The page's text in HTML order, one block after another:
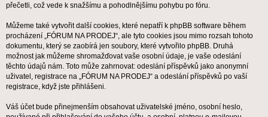
přečetli, což vede k snažšímu a pohodlnějšímu pohybu po fóru.
Můžeme také vytvořit další cookies, které nepatří k phpBB software během
procházení „FÓRUM NA PRODEJ“, ale tyto cookies jsou mimo rozsah tohoto
dokumentu, který se zaobírá jen soubory, které vytvořilo phpBB. Druhá
možnost jak můžeme shromažďovat vaše osobní údaje, je vaše odeslání
těchto údajů nám. Toto může zahrnovat: odeslání příspěvků jako anonymní
uživatel, registrace na „FÓRUM NA PRODEJ“ a odeslání příspěvků po vaší
registrace, když jste přihlášeni.
Váš účet bude přinejmenším obsahovat uživatelské jméno, osobní heslo,